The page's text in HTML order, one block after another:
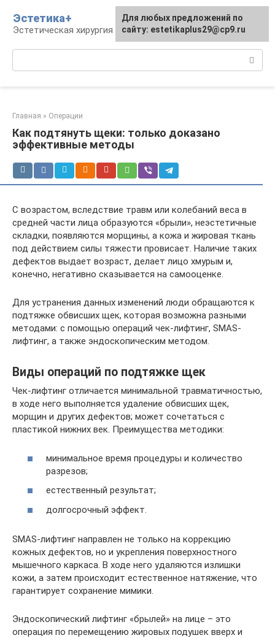
контенту
Эстетика+
Эстетическая хирургия и косметология
Главная » Операции
Как подтянуть щеки: только доказано
эффективные методы
С возрастом, вследствие травм или колебаний веса в
средней части лица образуются «брыли», неэстетичные
складки, появляются морщины, а кожа и жировая ткань
под действием силы тяжести провисает. Наличие таких
дефектов выдает возраст, делает лицо хмурым и,
конечно, негативно сказывается на самооценке.
Для устранения данных изменений люди обращаются к
подтяжке обвисших щек, которая возможна разными
методами: с помощью операций чек-лифтинг, SMAS-
лифтинг, а также эндоскопическим методом.
Виды операций по подтяжке щек
Чек-лифтинг отличается минимальной травматичностью,
в ходе него выполняется удаление обвисших щек,
морщин и других дефектов; может сочетаться с
пластикой нижних век. Преимущества методики:
минимальное время процедуры и количество
разрезов;
естественный результат;
долгосрочный эффект.
SMAS-лифтинг направлен не только на коррекцию
кожных дефектов, но и укрепления поверхностного
мышечного каркаса. В ходе него удаляются излишки
кожи, а затем происходит естественное натяжение, что
гарантирует сохранение мимики.
Эндоскопический лифтинг «брылей» на лице – это
операция по перемещению жировых подушек вверх и
Для любых предложений по
сайту: estetikaplus29@cp9.ru